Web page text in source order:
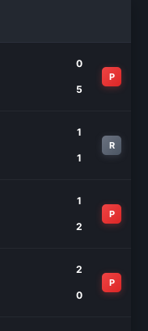
0
5
P
1
1
R
1
2
P
2
0
P